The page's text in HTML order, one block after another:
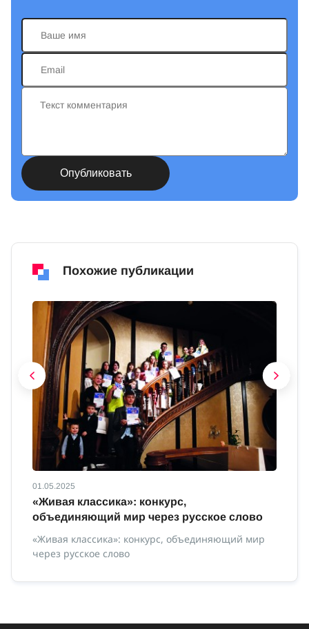
Похожие публикации
01.05.2025
«Живая классика»: конкурс,
объединяющий мир через русское слово
«Живая классика»: конкурс, объединяющий мир
через русское слово